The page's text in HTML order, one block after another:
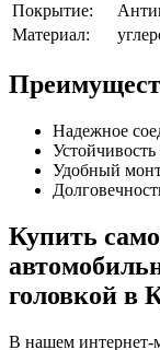
Покрытие:
Материал:
Надежное
Удобный
Купить
головкой в
В нашем интернет-